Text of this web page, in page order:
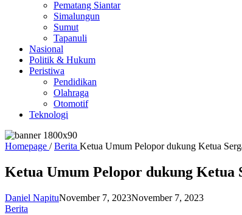
Pematang Siantar
Simalungun
Sumut
Tapanuli
Nasional
Politik & Hukum
Peristiwa
Pendidikan
Olahraga
Otomotif
Teknologi
Homepage / Berita Ketua Umum Pelopor dukung Ketua
Ketua Umum Pelopor dukung Ketua
Daniel NapituNovember 7, 2023November 7, 2023
Berita